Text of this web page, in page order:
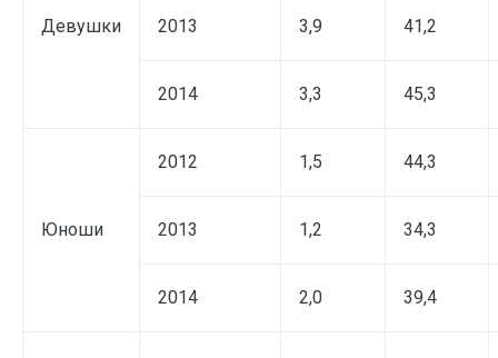
Девушки 2013 3,9 41,2
2014 3,3 45,3
Юноши
2012 1,5 44,3
2013 1,2 34,3
2014 2,0 39,4